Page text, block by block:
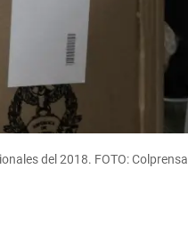
del 2018. FOTO: Colprensa